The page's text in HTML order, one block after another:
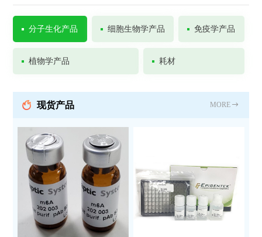
分子生化产品 细胞生物学产品 免疫学产品
植物学产品 耗材
现货产品 MORE